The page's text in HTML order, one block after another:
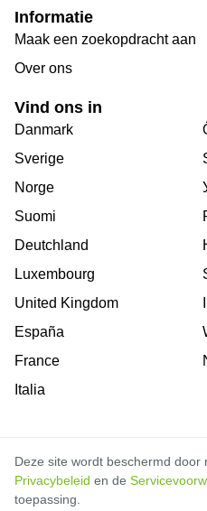
Informatie
Maak een zoekopdracht aan
Over ons
Vind ons in
Danmark
Sverige
Norge
Suomi
Deutchland
Luxembourg
United Kingdom
España
France
Italia
Deze site wordt beschermd door
Privacybeleid en de
toepassing.